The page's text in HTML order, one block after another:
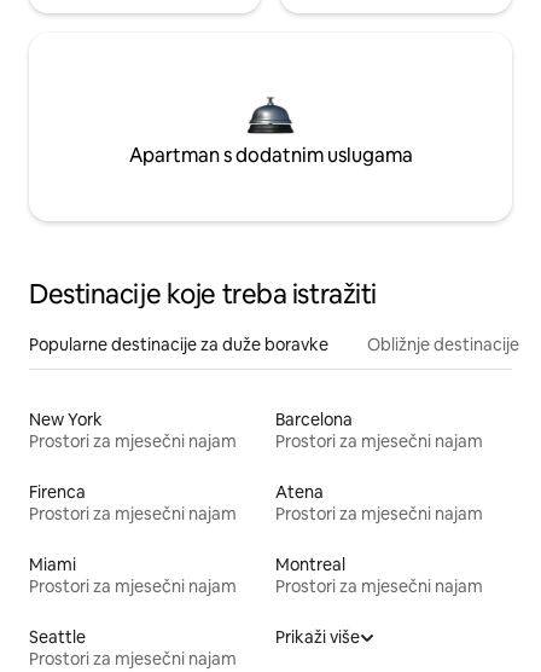
Apartman s dodatnim uslugama
Destinacije koje treba istražiti
Popularne destinacije za duže boravke Obližnje destinacije
New York
Prostori za mjesečni najam
Barcelona
Prostori za mjesečni najam
Firenca
Prostori za mjesečni najam
Atena
Prostori za mjesečni najam
Miami
Prostori za mjesečni najam
Montreal
Prostori za mjesečni najam
Seattle
Prostori za mjesečni najam
Prikaži više